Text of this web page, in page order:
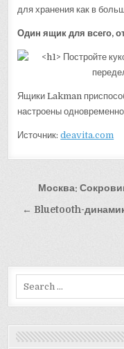
для хранения как в
Один ящик для всего,
Ящики Lakman
настроены
Источник:deavita.com
Навигация
по
Москва:
← Bluetooth-